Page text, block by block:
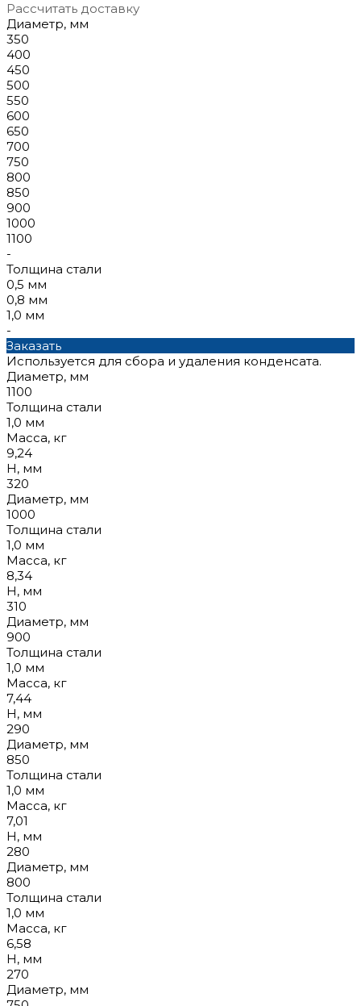
Рассчитать доставку
Диаметр, мм
350
400
450
500
550
600
650
700
750
800
850
900
1000
1100
-
Толщина стали
0,5 мм
0,8 мм
1,0 мм
-
Заказать
Используется для сбора и удаления конденсата.
Диаметр, мм
1100
Толщина стали
1,0 мм
Масса, кг
9,24
Н, мм
320
Диаметр, мм
1000
Толщина стали
1,0 мм
Масса, кг
8,34
Н, мм
310
Диаметр, мм
900
Толщина стали
1,0 мм
Масса, кг
7,44
Н, мм
290
Диаметр, мм
850
Толщина стали
1,0 мм
Масса, кг
7,01
Н, мм
280
Диаметр, мм
800
Толщина стали
1,0 мм
Масса, кг
6,58
Н, мм
270
Диаметр, мм